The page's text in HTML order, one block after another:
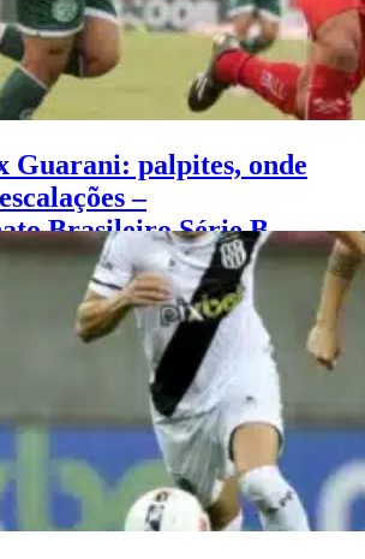
Guarani: palpites, onde
–
Brasileiro Série B